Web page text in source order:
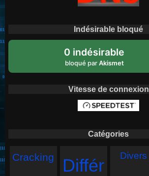
Indésirable bloqué
0 indésirable
bloqué parAkismet
Vitesse de connexion
Catégories
Cracking
Différ
Divers